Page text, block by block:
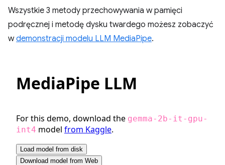
Wszystkie 3 metody przechowywania w pamięci
podręcznej i metodę dysku twardego możesz zobaczyć
wdemonstracji modelu LLM MediaPipe.